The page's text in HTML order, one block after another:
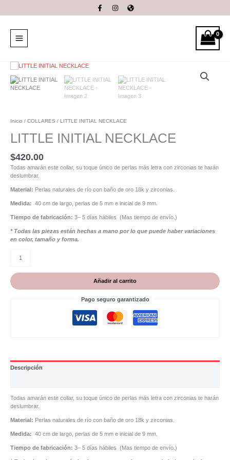
Inicio / COLLARES / LITTLE INITIAL NECKLACE
LITTLE INITIAL NECKLACE
$420.00
Todas amarán este collar, su toque único de perlas más letra con zirconias te harán
deslumbrar.
Material: Perlas naturales de río con baño de oro 18k y zirconias.
Medida: 40 cm de largo, perlas de 5 mm e inicial de 9 mm.
Tiempo de fabricación: 3– 5 días hábiles (Mas tiempo de envío.)
* Todas las piezas están hechas a mano por lo que puede haber variaciones
en color, tamaño y forma.
LITTLE
NECKLACE
cantidad
Añadir al carrito
Pago seguro garantizado
Descripción
Todas amarán este collar, su toque único de perlas más letra con zirconias te harán
deslumbrar.
Material: Perlas naturales de río con baño de oro 18k y zirconias.
Medida: 40 cm de largo, perlas de 5 mm e inicial de 9 mm.
Tiempo de fabricación: 3– 5 días hábiles (Mas tiempo de envío.)